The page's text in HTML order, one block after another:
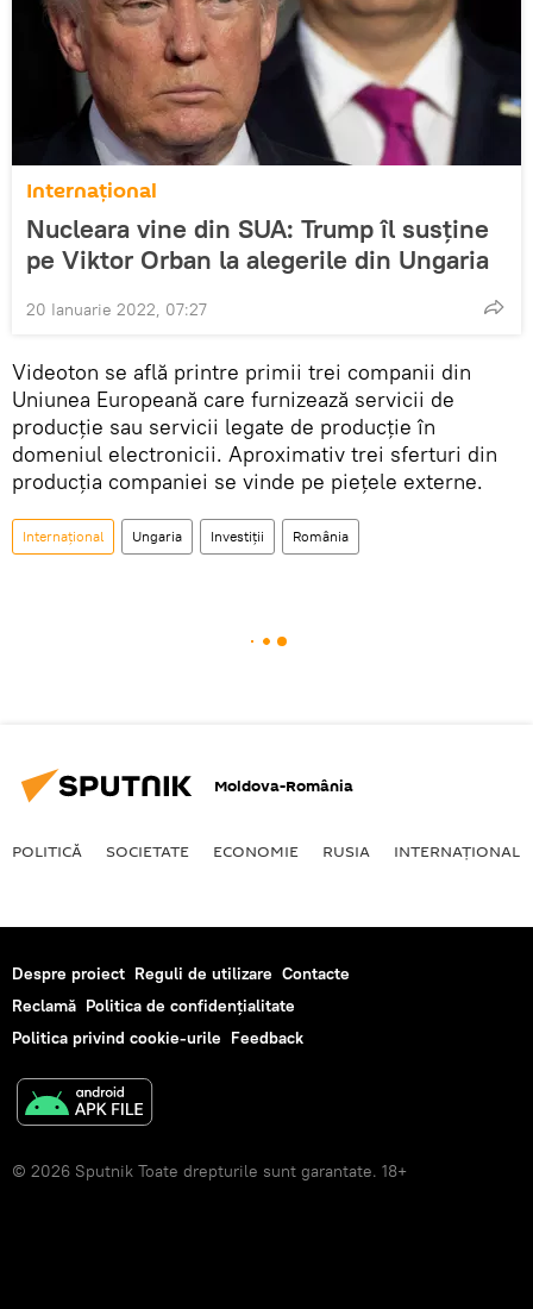
Internaţional
Nucleara vine din SUA: Trump îl susține
pe Viktor Orban la alegerile din Ungaria
20 Ianuarie 2022, 07:27
Videoton se află printre primii trei companii din
Uniunea Europeană care furnizează servicii de
producţie sau servicii legate de producţie în
domeniul electronicii. Aproximativ trei sferturi din
producţia companiei se vinde pe pieţele externe.
Internaţional Ungaria Investiții România
Moldova-România
POLITICĂ SOCIETATE ECONOMIE RUSIA INTERNAŢIONAL
Despre proiect Reguli de utilizare Contacte
Reclamă Politica de confidențialitate
Politica privind cookie-urile Feedback
© 2026 Sputnik Toate drepturile sunt garantate. 18+